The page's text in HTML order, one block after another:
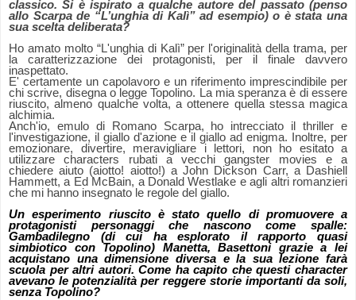
classico. Si è ispirato a qualche autore del passato (penso
allo Scarpa de “L’unghia di Kalì” ad esempio) o è stata una
sua scelta deliberata?
Ho amato molto “L'unghia di Kalì” per l'originalità della trama, per
la caratterizzazione dei protagonisti, per il finale davvero
inaspettato.
E' certamente un capolavoro e un riferimento imprescindibile per
chi scrive, disegna o legge Topolino. La mia speranza è di essere
riuscito, almeno qualche volta, a ottenere quella stessa magica
alchimia.
Anch'io, emulo di Romano Scarpa, ho intrecciato il thriller e
l'investigazione, il giallo d'azione e il giallo ad enigma. Inoltre, per
emozionare, divertire, meravigliare i lettori, non ho esitato a
utilizzare characters rubati a vecchi gangster movies e a
chiedere aiuto (aiotto! aiotto!) a John Dickson Carr, a Dashiell
Hammett, a Ed McBain, a Donald Westlake e agli altri romanzieri
che mi hanno insegnato le regole del giallo.
Un esperimento riuscito è stato quello di promuovere a
protagonisti personaggi che nascono come spalle:
Gambadilegno (di cui ha esplorato il rapporto quasi
simbiotico con Topolino) Manetta, Basettoni grazie a lei
acquistano una dimensione diversa e la sua lezione farà
scuola per altri autori. Come ha capito che questi character
avevano le potenzialità per reggere storie importanti da soli,
senza Topolino?